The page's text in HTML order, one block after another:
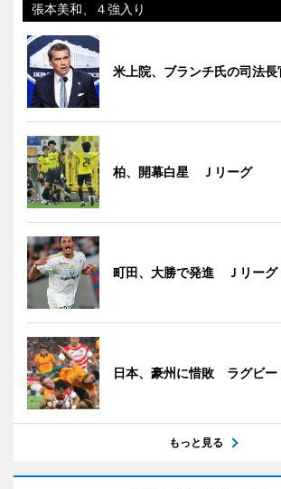
張本美和、４強入り
米上院、ブランチ氏の司法
柏、開幕白星 Ｊリーグ
町田、大勝で発進 Ｊリーグ
日本、豪州に惜敗 ラグビー
もっと見る